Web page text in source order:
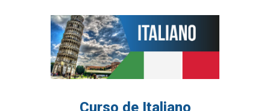
Curso de Italiano